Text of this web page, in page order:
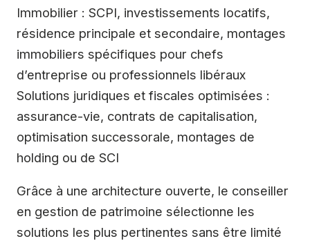
Immobilier : SCPI, investissements locatifs,
résidence principale et secondaire, montages
immobiliers spécifiques pour chefs
d’entreprise ou professionnels libéraux
Solutions juridiques et fiscales optimisées :
assurance-vie, contrats de capitalisation,
optimisation successorale, montages de
holding ou de SCI
Grâce à une architecture ouverte, le conseiller
en gestion de patrimoine sélectionne les
solutions les plus pertinentes sans être limité